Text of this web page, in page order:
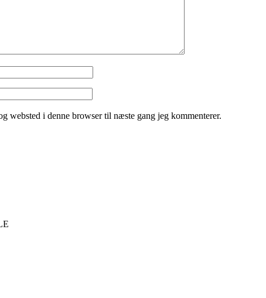
websted i denne browser til næste gang jeg kommenterer.